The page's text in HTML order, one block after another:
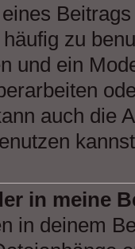
zu
und ein
auch die
in meine
in deinem